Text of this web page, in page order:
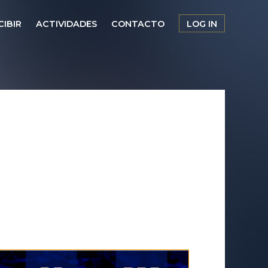
ACTIVIDADES CONTACTO LOG IN